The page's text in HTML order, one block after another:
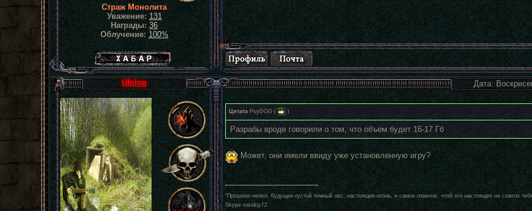
Страж Монолита
Уважение:131
Награды: 36
Облучение:100%
Хабар сталкера
Дата:
Цитата PsyDOG( )
Разрабы вроде говорили о том, что объем будет 16-17 Гб
Может, они имели ввиду уже установленную игру?
"Прошлое-пепел, будущее-густой темный лес, настоящие-огонь, и самое главное, чтоб это настоящее не сожгло
Skype russkiy72
Ufolog